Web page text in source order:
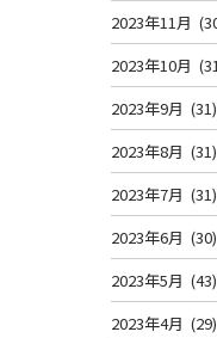
2023年11月
2023年10月
2023年9月 (31)
2023年8月 (31)
2023年7月 (31)
2023年6月 (30)
2023年5月 (43)
2023年4月 (29)